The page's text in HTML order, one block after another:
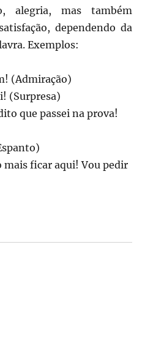
alegria, mas também
dependendo da
Exemplos:
(Admiração)
(Surpresa)
que passei na prova!
mais ficar aqui! Vou pedir